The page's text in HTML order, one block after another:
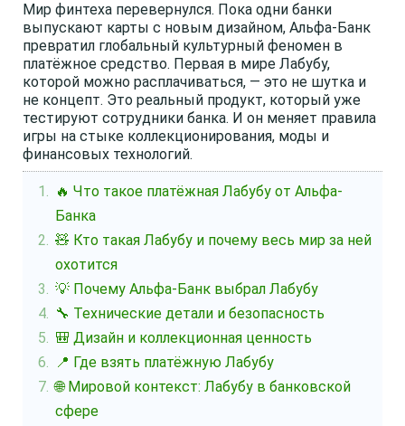
Мир финтеха перевернулся. Пока одни банки
выпускают карты с новым дизайном, Альфа-Банк
превратил глобальный культурный феномен в
платёжное средство. Первая в мире Лабубу,
которой можно расплачиваться, — это не шутка и
не концепт. Это реальный продукт, который уже
тестируют сотрудники банка. И он меняет правила
игры на стыке коллекционирования, моды и
финансовых технологий.
🔥 Что такое платёжная Лабубу от Альфа-
Банка
🧸 Кто такая Лабубу и почему весь мир за ней
охотится
💡 Почему Альфа-Банк выбрал Лабубу
🔧 Технические детали и безопасность
🎒 Дизайн и коллекционная ценность
📍 Где взять платёжную Лабубу
🌐 Мировой контекст: Лабубу в банковской
сфере